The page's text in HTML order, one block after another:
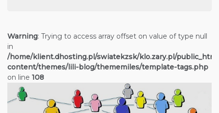
Warning: Trying to access array offset on value of type null
in
/home/klient.dhosting.pl/swiatekzsk/klo.zary.pl/
content/themes/lili-blog/thememiles/template-tags.php
on line 108